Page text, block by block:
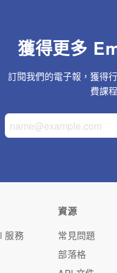
獲得更多
訂閱我們的電子報，獲得
費課
服務
資源
常見問題
部落格